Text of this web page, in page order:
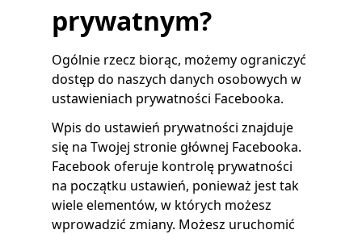
prywatnym?
Ogólnie rzecz biorąc, możemy ograniczyć
dostęp do naszych danych osobowych w
ustawieniach prywatności Facebooka.
Wpis do ustawień prywatności znajduje
się na Twojej stronie głównej Facebooka.
Facebook oferuje kontrolę prywatności
na początku ustawień, ponieważ jest tak
wiele elementów, w których możesz
wprowadzić zmiany. Możesz uruchomić